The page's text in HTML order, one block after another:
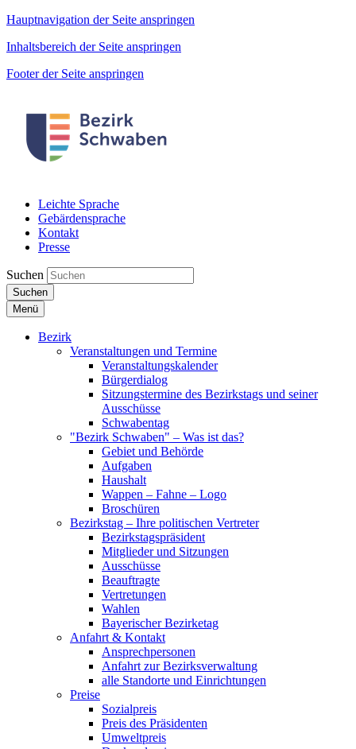
Hauptnavigation der Seite anspringen
Inhaltsbereich der Seite anspringen
Footer der Seite anspringen
Leichte Sprache
Gebärdensprache
Kontakt
Presse
Suchen
Suchen
Menü
Bezirk
Veranstaltungen und Termine
Veranstaltungskalender
Bürgerdialog
Sitzungstermine des Bezirkstags und seiner
Ausschüsse
Schwabentag
"Bezirk Schwaben" – Was ist das?
Gebiet und Behörde
Aufgaben
Haushalt
Wappen – Fahne – Logo
Broschüren
Bezirkstag – Ihre politischen Vertreter
Bezirkstagspräsident
Mitglieder und Sitzungen
Ausschüsse
Beauftragte
Vertretungen
Wahlen
Bayerischer Bezirketag
Anfahrt & Kontakt
Ansprechpersonen
Anfahrt zur Bezirksverwaltung
alle Standorte und Einrichtungen
Preise
Sozialpreis
Preis des Präsidenten
Umweltpreis